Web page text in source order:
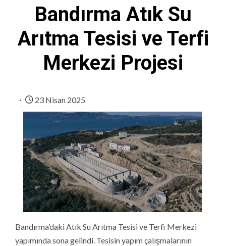
Bandırma Atık Su
Arıtma Tesisi ve Terfi
Merkezi Projesi
23 Nisan 2025
Bandırma’daki Atık Su Arıtma Tesisi ve Terfi Merkezi
yapımında sona gelindi. Tesisin yapım çalışmalarının